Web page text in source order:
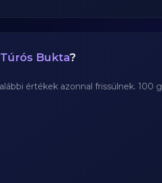
Túrós Bukta?
értékek azonnal frissülnek. 100 g